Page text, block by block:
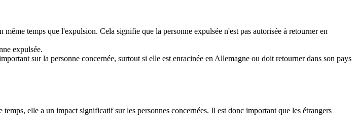
temps que l'expulsion. Cela signifie que la personne expulsée n'est pas autorisée à retourner en
expulsée.
sur la personne concernée, surtout si elle est enracinée en Allemagne ou doit retourner dans son pays
elle a un impact significatif sur les personnes concernées. Il est donc important que les étrangers